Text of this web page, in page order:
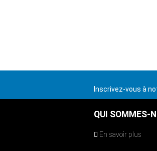
Inscrivez-vous à
QUI SOMMES-
En savoir plus